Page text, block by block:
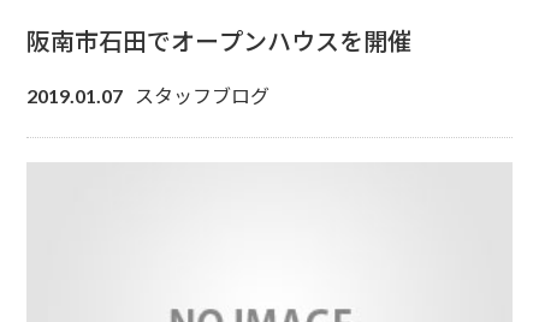
阪南市石田でオープンハウスを開催
2019.01.07 スタッフブログ